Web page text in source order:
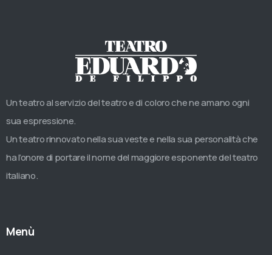
Un teatro al servizio del teatro e di coloro che ne amano ogni
sua espressione.
Un teatro rinnovato nella sua veste e nella sua personalità che
ha l’onore di portare il nome del maggiore esponente del teatro
italiano.
Menù